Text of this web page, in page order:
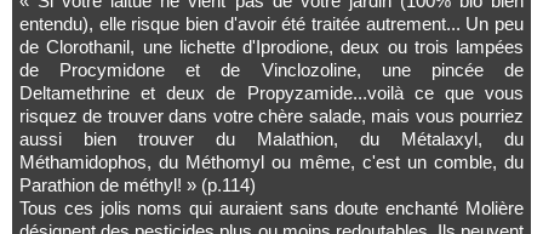
entendu), elle risque bien d'avoir été traitée autrement... Un peu
de Clorothanil, une lichette d'Iprodione, deux ou trois lampées
de Procymidone et de Vinclozoline, une pincée de
Deltamethrine et deux de Propyzamide...voilà ce que vous
risquez de trouver dans votre chère salade, mais vous pourriez
aussi bien trouver du Malathion, du Métalaxyl, du
Méthamidophos, du Méthomyl ou même, c'est un comble, du
Parathion de méthyl! » (p.114)
Tous ces jolis noms qui auraient sans doute enchanté Molière